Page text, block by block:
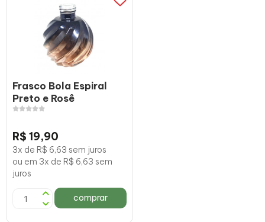
Frasco Bola Espiral
Preto e Rosê
R$ 19,90
3x de R$ 6,63 sem juros
ou em 3x de R$ 6,63 sem
juros
comprar